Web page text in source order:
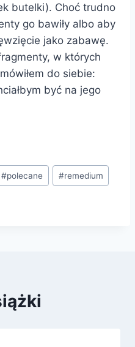
butelki). Choć trudno
go bawiły albo aby
jako zabawę.
w których
do siebie:
być na jego
#polecane #remedium